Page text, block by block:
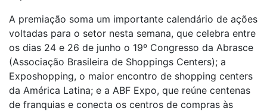
A premiação soma um importante calendário de ações
voltadas para o setor nesta semana, que celebra entre
os dias 24 e 26 de junho o 19º Congresso da Abrasce
(Associação Brasileira de Shoppings Centers); a
Exposhopping, o maior encontro de shopping centers
da América Latina; e a ABF Expo, que reúne centenas
de franquias e conecta os centros de compras às